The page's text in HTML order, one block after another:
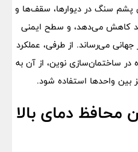
پشم سنگ در دیوارها، سقف‌ها و
انرژی را تا ۳۰ درصد کاهش می‌دهد، و سطح ایمنی
جهانی می‌رساند. از طرفی، عملکرد
ساختمان‌سازی نوین، از آن به
بین واحدها استفاده شود.
دمای بالا